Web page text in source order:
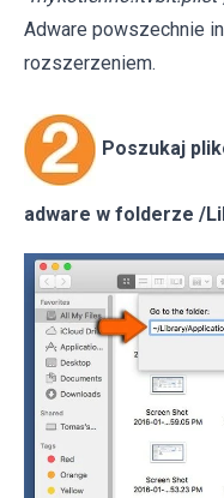
Adware powszechnie
rozszerzeniem.
Poszukaj
adware w folderze /